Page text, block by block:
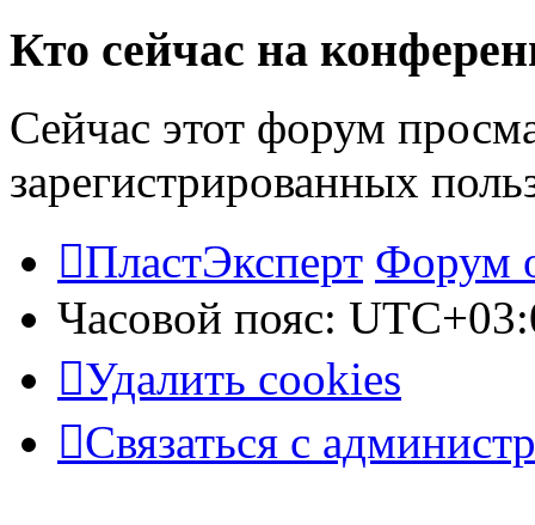
Кто сейчас на
Сейчас этот форум
зарегистрированных
ПластЭксперт Форум
Часовой пояс:
Удалить cookies
Связаться с